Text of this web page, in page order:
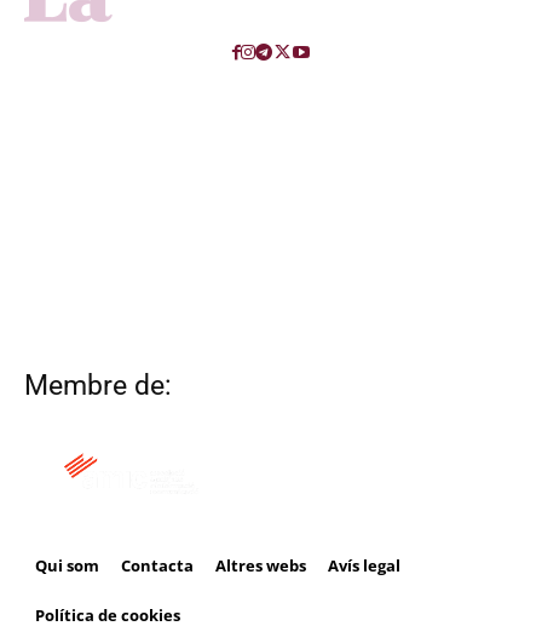
Membre de:
Qui som Contacta Altres webs Avís legal
Política de cookies